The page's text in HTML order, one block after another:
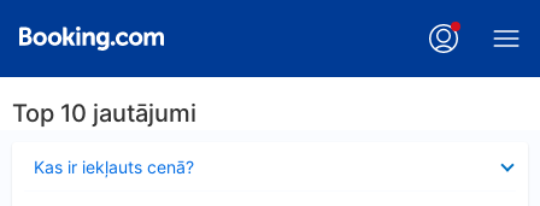
Top 10 jautājumi
Kas ir iekļauts cenā?